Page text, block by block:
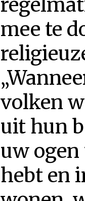
mee te
volken
uit hun
uw
hebt en